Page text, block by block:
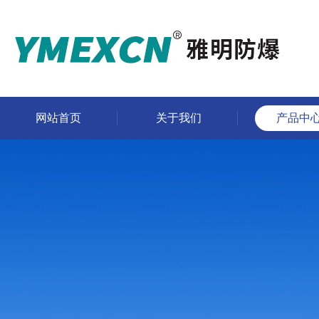
网站首页 关于我们 产品中